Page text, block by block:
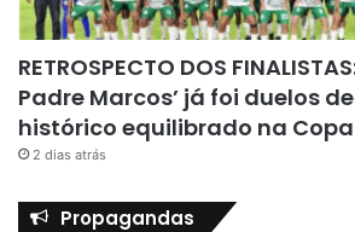
RETROSPECTO DOS
Padre Marcos’ já foi duelos
histórico equilibrado na Copa
2 dias atrás
Propagandas